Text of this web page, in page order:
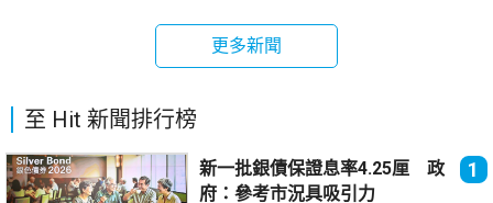
更多新聞
至 Hit 新聞排行榜
新一批銀債保證息率4.25厘 政
府：參考市況具吸引力
1